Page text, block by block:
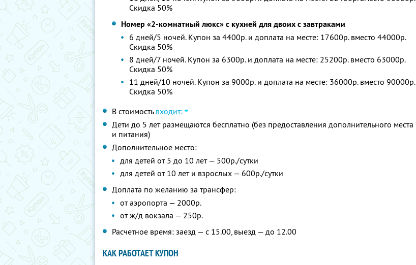
Скидка 50%
Номер «2-комнатный люкс» с кухней для двоих с завтраками
6 дней/5 ночей. Купон за 4400р. и доплата на месте: 17600р. вместо 44000р.
Скидка 50%
8 дней/7 ночей. Купон за 6300р. и доплата на месте: 25200р. вместо 63000р.
Скидка 50%
11 дней/10 ночей. Купон за 9000р. и доплата на месте: 36000р. вместо 90000р.
Скидка 50%
В стоимость входит:
Дети до 5 лет размещаются бесплатно (без предоставления дополнительного места
и питания)
Дополнительное место:
для детей от 5 до 10 лет — 500р./сутки
для детей от 10 лет и взрослых — 600р./сутки
Доплата по желанию за трансфер:
от аэропорта — 2000р.
от ж/д вокзала — 250р.
Расчетное время: заезд — с 15.00, выезд — до 12.00
КАК РАБОТАЕТ КУПОН